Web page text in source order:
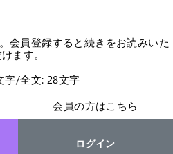
会員登録すると続きをお読みいた
ます。
字/全文: 28文字
会員の方はこちら
ログイン